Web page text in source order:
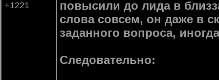
+1221
повысили до лида в
слова совсем, он даже в
заданного вопроса,
Следовательно: